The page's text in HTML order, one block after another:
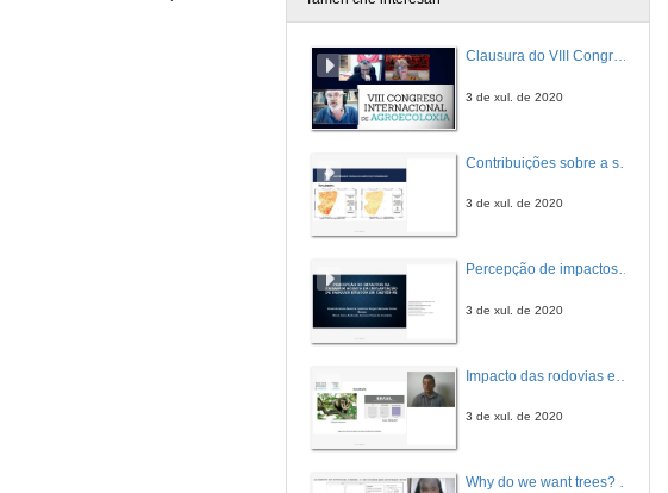
Clausura do VIII Congreso Internacional de Agroecoloxía
3 de xul. de 2020
3 de xul. de 2020
Percepção de impactos na paisagem acerca da implantação de parques eólicos em Caetés – Pernambuco no nordeste brasileiro
3 de xul. de 2020
3 de xul. de 2020
Why do we want trees? potential for improvement in food and income in brazilian rural settlements